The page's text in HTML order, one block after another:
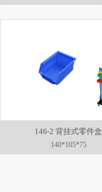
146-2 背挂式零件盒
140*105*75